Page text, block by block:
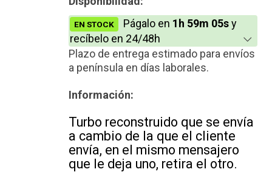
EN STOCK Págalo en 1h 59m 04sy
recíbelo en 24/48h
Plazo de entrega estimado para envíos
a península en días laborales.
Información:
Turbo reconstruido que se envía
a cambio de la que el cliente
envía, en el mismo mensajero
que le deja uno, retira el otro.